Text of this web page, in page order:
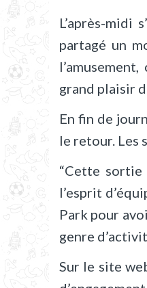
L’après-midi
partagé un
grand plaisir
En fin de
le retour. Les
“Cette
l’esprit
Park pour
genre
Sur le site